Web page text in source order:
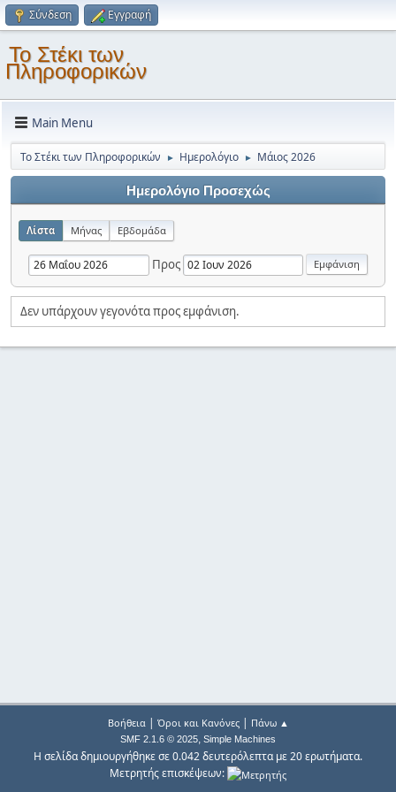
Σύνδεση Εγγραφή
Το Στέκι των
Πληροφορικών
Main Menu
Το Στέκι των Πληροφορικών ► Ημερολόγιο ► Μάιος 2026
Ημερολόγιο Προσεχώς
Λίστα Μήνας Εβδομάδα
Προς
Δεν υπάρχουν γεγονότα προς εμφάνιση.
Βοήθεια| Όροι και Κανόνες| Πάνω ▲
SMF 2.1.6 © 2025, Simple Machines
Η σελίδα δημιουργήθηκε σε 0.042 δευτερόλεπτα με 20 ερωτήματα.
Μετρητής επισκέψεων: